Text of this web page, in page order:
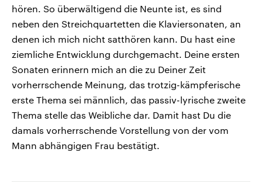
hören. So überwältigend die Neunte ist, es sind
neben den Streichquartetten die Klaviersonaten, an
denen ich mich nicht satthören kann. Du hast eine
ziemliche Entwicklung durchgemacht. Deine ersten
Sonaten erinnern mich an die zu Deiner Zeit
vorherrschende Meinung, das trotzig-kämpferische
erste Thema sei männlich, das passiv-lyrische zweite
Thema stelle das Weibliche dar. Damit hast Du die
damals vorherrschende Vorstellung von der vom
Mann abhängigen Frau bestätigt.